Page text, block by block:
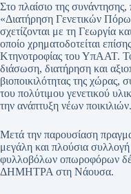
Στο πλαίσιο της
«Διατήρηση Γενετικών
σχετίζονται με τη Γεωργία
οποίο χρηματοδοτείται
Κτηνοτροφίας του ΥπΑΑΤ.
διάσωση, διατήρηση και
βιοποικιλότητας της χώρας,
του πολύτιμου γενετικού
την ανάπτυξη νέων ποικιλιών.
Μετά την παρουσίαση
μεγάλη και πλούσια συλλογή
φυλλοβόλων οπωροφόρων
ΔΗΜΗΤΡΑ στη Νάουσα.